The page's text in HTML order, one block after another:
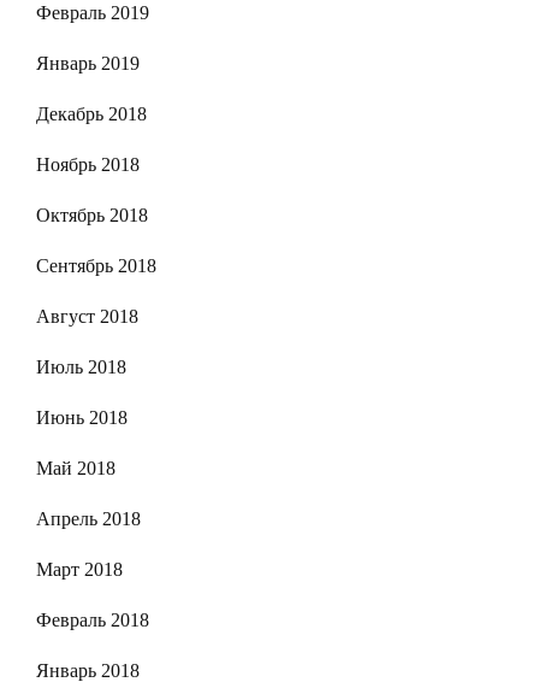
Февраль 2019
Январь 2019
Декабрь 2018
Ноябрь 2018
Октябрь 2018
Сентябрь 2018
Август 2018
Июль 2018
Июнь 2018
Май 2018
Апрель 2018
Март 2018
Февраль 2018
Январь 2018